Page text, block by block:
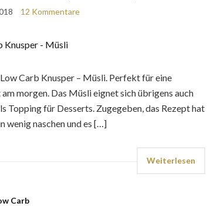
12 Kommentare
Carb Knusper – Müsli. Perfekt für eine
morgen. Das Müsli eignet sich übrigens auch
Topping für Desserts. Zugegeben, das Rezept hat
wenig naschen und es […]
Weiterlesen
Carb